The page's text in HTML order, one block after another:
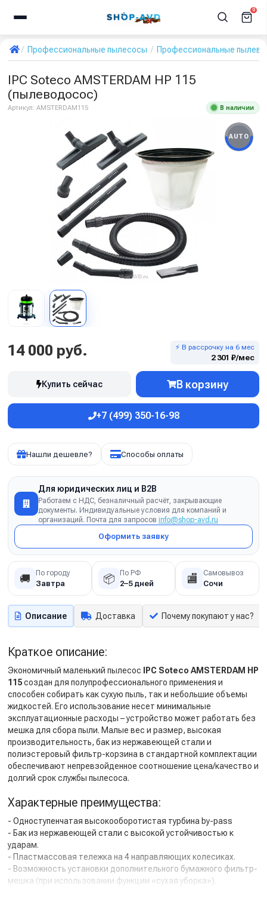
0
Профессиональные пылесосы Профессиональные
IPC Soteco AMSTERDAM HP 115
(пылеводосос)
Артикул: AMSTERDAM115 В наличии
AUTO
14 000 руб. ⚡ В рассрочку на 6 мес
2 301 ₽/мес
Купить сейчас В корзину
+7 (499) 350-16-98
Нашли дешевле? Способы оплаты
Для юридических лиц и B2B
Работаем с НДС, безналичный расчёт, закрывающие
документы. Индивидуальные условия для компаний и
организаций. Почта для запросов info@shop-avd.ru
Оформить заявку
🚚 По городу
Завтра 📦 По РФ
2–5 дней 🏬 Самовывоз
Сочи
Описание Доставка Почему покупают у нас?
Краткое описание:
Экономичный маленький пылесос IPC Soteco AMSTERDAM HP
115создан для полупрофессионального применения и
способен собирать как сухую пыль, так и небольшие объемы
жидкостей. Его использование несет минимальные
эксплуатационные расходы – устройство может работать без
мешка для сбора пыли. Малые вес и размер, высокая
производительность, бак из нержавеющей стали и
полиэстеровый фильтр-корзина в стандартной комплектации
обеспечивают непревзойденное соотношение цена/качество и
долгий срок службы пылесоса.
Характерные преимущества:
- Одноступенчатая высокооборотистая турбина by-pass
- Бак из нержавеющей стали с высокой устойчивостью к
ударам.
- Пластмассовая тележка на 4 направляющих колесиках.
- Возможность установки дополнительного бумажного фильтр-
мешка (при использовании функции «сухая уборка»).